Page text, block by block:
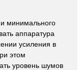
минимального
аппаратура
усиления в
этом
уровень шумов